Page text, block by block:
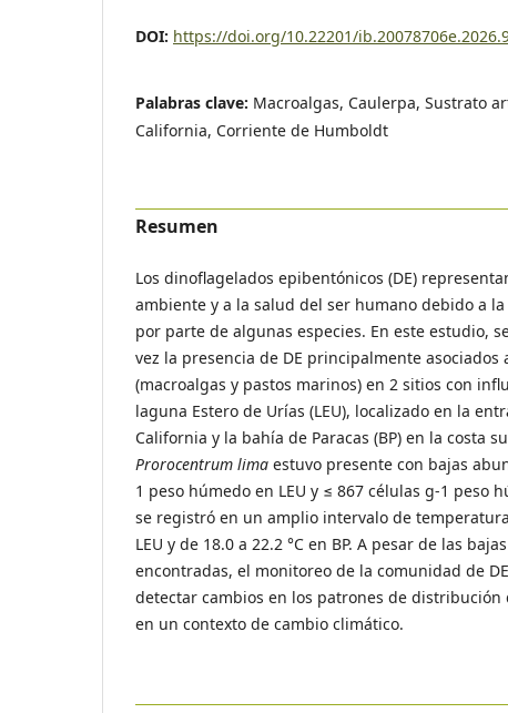
DOI: https://doi.org/10.22201/
Palabras clave: Macroalgas, Caulerpa, Sustrato
California, Corriente de Humboldt
Resumen
Los dinoflagelados epibentónicos (DE)
ambiente y a la salud del ser humano debido a
por parte de algunas especies. En este estudio,
vez la presencia de DE principalmente asociados
(macroalgas y pastos marinos) en 2 sitios con
laguna Estero de Urías (LEU), localizado en la
California y la bahía de Paracas (BP) en la costa
Prorocentrum lima estuvo presente con bajas
1 peso húmedo en LEU y ≤ 867 células g-1 peso
se registró en un amplio intervalo de temperatura
LEU y de 18.0 a 22.2 °C en BP. A pesar de las
encontradas, el monitoreo de la comunidad de
detectar cambios en los patrones de distribución
en un contexto de cambio climático.